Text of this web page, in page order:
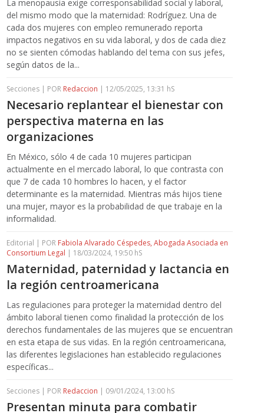
La menopausia exige corresponsabilidad social y laboral,
del mismo modo que la maternidad: Rodríguez. Una de
cada dos mujeres con empleo remunerado reporta
impactos negativos en su vida laboral, y dos de cada diez
no se sienten cómodas hablando del tema con sus jefes,
según datos de la...
Secciones | POR Redaccion | 12/05/2025, 13:31 hS
Necesario replantear el bienestar con
perspectiva materna en las
organizaciones
En México, sólo 4 de cada 10 mujeres participan
actualmente en el mercado laboral, lo que contrasta con
que 7 de cada 10 hombres lo hacen, y el factor
determinante es la maternidad. Mientras más hijos tiene
una mujer, mayor es la probabilidad de que trabaje en la
informalidad.
Editorial | POR Fabiola Alvarado Céspedes, Abogada Asociada en
Consortium Legal | 18/03/2024, 19:50 hS
Maternidad, paternidad y lactancia en
la región centroamericana
Las regulaciones para proteger la maternidad dentro del
ámbito laboral tienen como finalidad la protección de los
derechos fundamentales de las mujeres que se encuentran
en esta etapa de sus vidas. En la región centroamericana,
las diferentes legislaciones han establecido regulaciones
específicas...
Secciones | POR Redaccion | 09/01/2024, 13:00 hS
Presentan minuta para combatir